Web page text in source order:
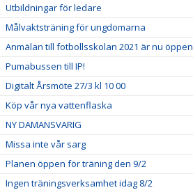
Utbildningar för ledare
Målvaktsträning för ungdomarna
Anmälan till fotbollsskolan 2021 är nu öppen
Pumabussen till IP!
Digitalt Årsmöte 27/3 kl 10 00
Köp vår nya vattenflaska
NY DAMANSVARIG
Missa inte vår sarg
Planen öppen för träning den 9/2
Ingen träningsverksamhet idag 8/2